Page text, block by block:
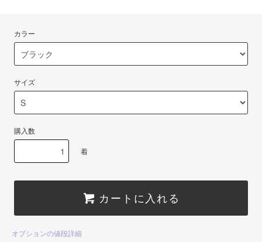
カラー
サイズ
購入数
着
カートに入れる
オプションの値段詳細